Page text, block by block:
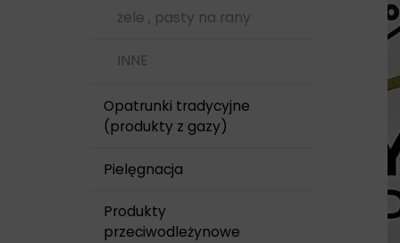
środki czystości
TESTY
żele , pasty na rany
INNE
Opatrunki tradycyjne
(produkty z gazy)
Pielęgnacja
Produkty
przeciwodleżynowe